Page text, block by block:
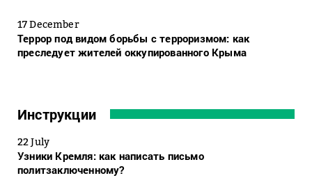
17 December
Террор под видом борьбы с терроризмом: как
преследует жителей оккупированного Крыма
Инструкции
22 July
Узники Кремля: как написать письмо
политзаключенному?